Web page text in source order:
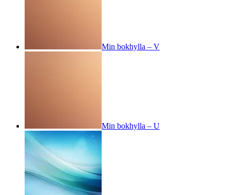
Min bokhylla – V
Min bokhylla – U